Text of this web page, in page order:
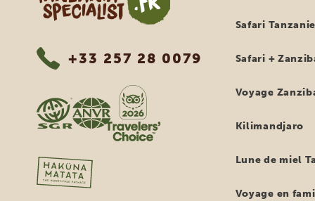
+33 257 28 0079
Safari Tanzanie
Safari +
Voyage
Kilimandjaro
Lune de miel
Voyage en